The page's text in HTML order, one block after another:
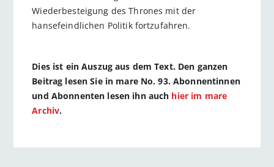
Wiederbesteigung des Thrones mit der
hansefeindlichen Politik fortzufahren.
Dies ist ein Auszug aus dem Text. Den ganzen
Beitrag lesen Sie in mare No. 93. Abonnentinnen
und Abonnenten lesen ihn auch hier im mare
Archiv.